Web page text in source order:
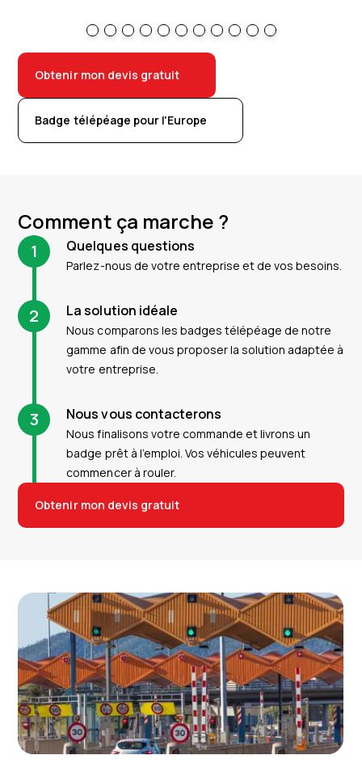
Obtenir mon devis gratuit
Badge télépéage pour l'Europe
Comment ça marche ?
1 Quelques questions
Parlez-nous de votre entreprise et de vos besoins.
2 La solution idéale
Nous comparons les badges télépéage de notre
gamme afin de vous proposer la solution adaptée à
votre entreprise.
3 Nous vous contacterons
Nous finalisons votre commande et livrons un
badge prêt à l’emploi. Vos véhicules peuvent
commencer à rouler.
Obtenir mon devis gratuit